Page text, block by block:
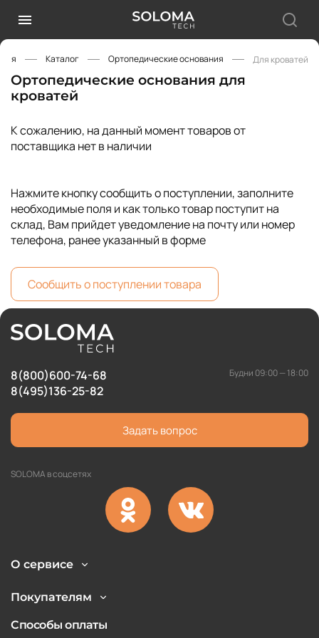
Каталог Ортопедические основания Для кроватей
Ортопедические основания для
кроватей
К сожалению, на данный момент товаров от
поставщика нет в наличии
Нажмите кнопку сообщить о поступлении, заполните
необходимые поля и как только товар поступит на
склад, Вам прийдет уведомление на почту или номер
телефона, ранее указанный в форме
Сообщить о поступлении товара
8(800)600-74-68
8(495)136-25-82
Будни 09:00 — 18:00
Задать вопрос
SOLOMA в соцсетях
О сервисе
Покупателям
Способы оплаты